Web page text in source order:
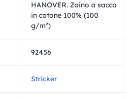
HANOVER. Zaino a sacca
in cotone 100% (100
g/m²)
92456
Stricker